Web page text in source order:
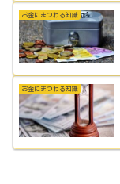
お金にまつわる知識
お金にまつわる知識